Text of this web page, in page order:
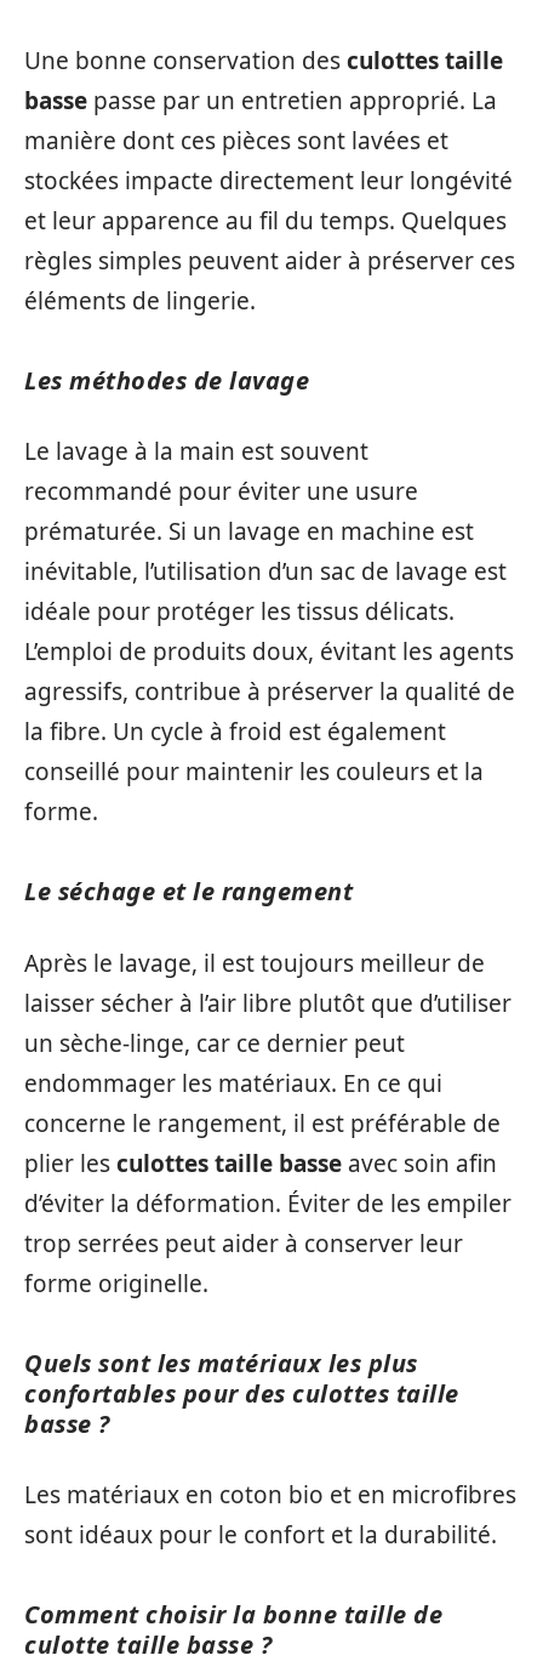
Une bonne conservation desculottes taille
basse passe par un entretien approprié. La
manière dont ces pièces sont lavées et
stockées impacte directement leur longévité
et leur apparence au fil du temps. Quelques
règles simples peuvent aider à préserver ces
éléments de lingerie.
Les méthodes de lavage
Le lavage à la main est souvent
recommandé pour éviter une usure
prématurée. Si un lavage en machine est
inévitable, l’utilisation d’un sac de lavage est
idéale pour protéger les tissus délicats.
L’emploi de produits doux, évitant les agents
agressifs, contribue à préserver la qualité de
la fibre. Un cycle à froid est également
conseillé pour maintenir les couleurs et la
forme.
Le séchage et le rangement
Après le lavage, il est toujours meilleur de
laisser sécher à l’air libre plutôt que d’utiliser
un sèche-linge, car ce dernier peut
endommager les matériaux. En ce qui
concerne le rangement, il est préférable de
plier lesculottes taille basse avec soin afin
d’éviter la déformation. Éviter de les empiler
trop serrées peut aider à conserver leur
forme originelle.
Quels sont les matériaux les plus
confortables pour des culottes taille
basse ?
Les matériaux en coton bio et en microfibres
sont idéaux pour le confort et la durabilité.
Comment choisir la bonne taille de
culotte taille basse ?